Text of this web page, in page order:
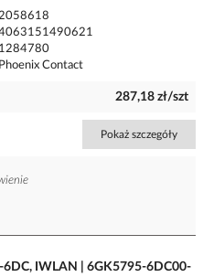
1284780
Phoenix Contact
287,18 zł/szt
Pokaż szczegóły
IWLAN | 6GK5795-6DC00-